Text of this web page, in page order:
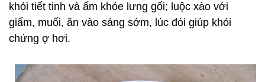
khỏi tiết tinh và ấm khỏe lưng gối; luộc xào với
giấm, muối, ăn vào sáng sớm, lúc đói giúp khỏi
chứng ợ hơi.